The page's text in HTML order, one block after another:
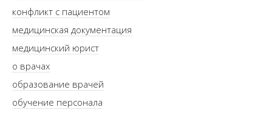
конфликт с пациентом
медицинская документация
медицинский юрист
о врачах
образование врачей
обучение персонала